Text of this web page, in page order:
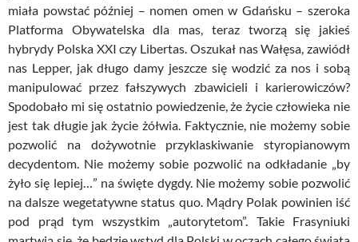
miała powstać później – nomen omen w Gdańsku – szeroka
Platforma Obywatelska dla mas, teraz tworzą się jakieś
hybrydy Polska XXI czy Libertas. Oszukał nas Wałęsa, zawiódł
nas Lepper, jak długo damy jeszcze się wodzić za nos i sobą
manipulować przez fałszywych zbawicieli i karierowiczów?
Spodobało mi się ostatnio powiedzenie, że życie człowieka nie
jest tak długie jak życie żółwia. Faktycznie, nie możemy sobie
pozwolić na dożywotnie przyklaskiwanie styropianowym
decydentom. Nie możemy sobie pozwolić na odkładanie „by
żyło się lepiej…” na święte dygdy. Nie możemy sobie pozwolić
na dalsze wegetatywne status quo. Mądry Polak powinien iść
pod prąd tym wszystkim „autorytetom”. Takie Frasyniuki